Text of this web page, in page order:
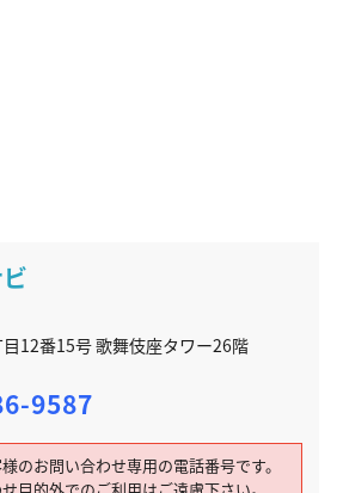
12番15号 歌舞伎座タワー26階
9587
のお問い合わせ専用の電話番号です。